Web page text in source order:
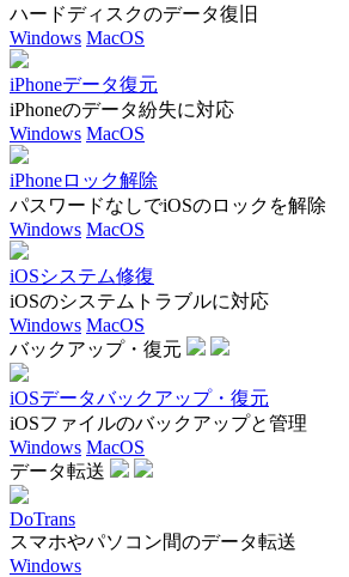
ハードディスクのデータ復旧
Windows MacOS
iPhoneデータ復元
iPhoneのデータ紛失に対応
Windows MacOS
iPhoneロック解除
パスワードなしでiOSのロックを解除
Windows MacOS
iOSシステム修復
iOSのシステムトラブルに対応
Windows MacOS
バックアップ・復元
iOSデータバックアップ・復元
iOSファイルのバックアップと管理
Windows MacOS
データ転送
DoTrans
スマホやパソコン間のデータ転送
Windows